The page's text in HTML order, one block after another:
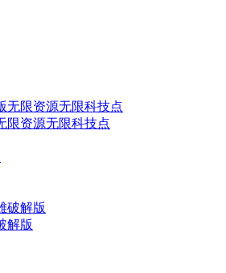
限资源无限科技点
解版